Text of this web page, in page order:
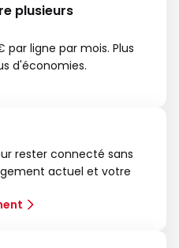
plusieurs
par ligne par mois. Plus
d'économies.
rester connecté sans
actuel et votre